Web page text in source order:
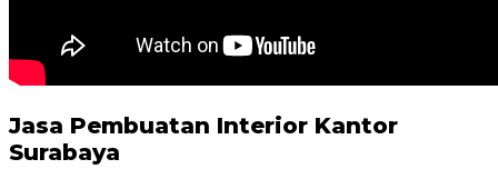
Jasa Pembuatan Interior Kantor
Surabaya